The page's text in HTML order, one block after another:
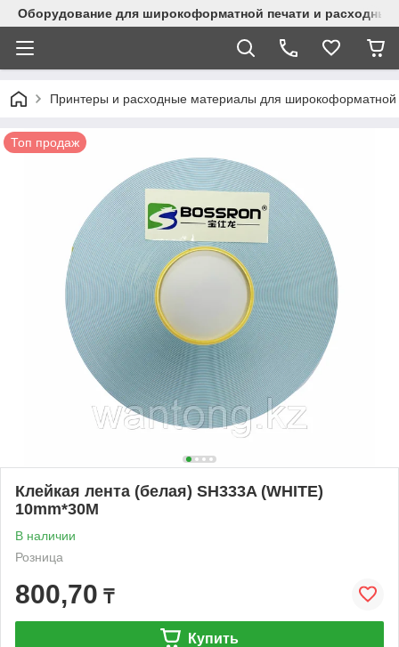
Оборудование для широкоформатной печати и
Принтеры и расходные материалы для широкоформатной
Топ продаж
Клейкая лента (белая) SH333A (WHITE)
10mm*30M
В наличии
Розница
800,70 ₸
Купить